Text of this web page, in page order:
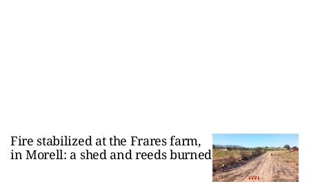
Fire stabilized at the Frares farm,
in Morell: a shed and reeds burned